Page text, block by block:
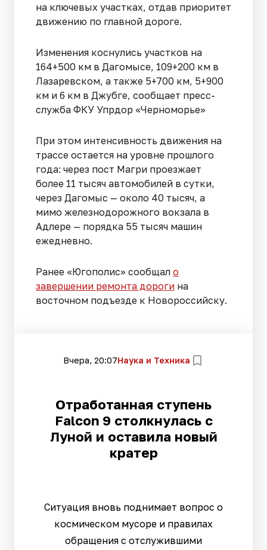
на ключевых участках, отдав приоритет
движению по главной дороге.
Изменения коснулись участков на
164+500 км в Дагомысе, 109+200 км в
Лазаревском, а также 5+700 км, 5+900
км и 6 км в Джубге, сообщает пресс-
служба ФКУ Упрдор «Черноморье»
При этом интенсивность движения на
трассе остается на уровне прошлого
года: через пост Магри проезжает
более 11 тысяч автомобилей в сутки,
через Дагомыс — около 40 тысяч, а
мимо железнодорожного вокзала в
Адлере — порядка 55 тысяч машин
ежедневно.
Ранее «Югополис» сообщал о
завершении ремонта дороги на
восточном подъезде к Новороссийску.
Вчера, 20:07Наука и Техника
Отработанная ступень
Falcon 9 столкнулась с
Луной и оставила новый
кратер
Ситуация вновь поднимает вопрос о
космическом мусоре и правилах
обращения с отслужившими